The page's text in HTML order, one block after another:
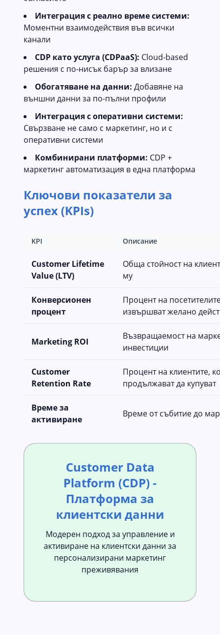
Интеграция с реално време системи:
Моментни взаимодействия във всички
канали
CDP като услуга (CDPaaS): Cloud-based
решения с по-нисък барър за влизане
Обогатяване на данни: Добавяне на
външни данни за по-пълни профили
Интеграция с оперативни системи:
Свързване не само с маркетинг, но и с
оперативни системи
Комбинирани платформи: CDP +
маркетинг автоматизация в една платформа
Ключови показатели за
успех (KPIs)
KPI Описание
Customer Lifetime
Value (LTV)
Обща стойност на
му
Конверсионен
процент
Процент на
извършват желано
Marketing ROI
Възвращаемост на
инвестиции
Customer
Retention Rate
Процент на клиентите,
продължават да купуват
Време за
активиране
Време от събитие до
Customer Data
Platform (CDP) -
Платформа за
клиентски данни
Модерен подход за управление и
активиране на клиентски данни за
персонализирани маркетинг
преживявания